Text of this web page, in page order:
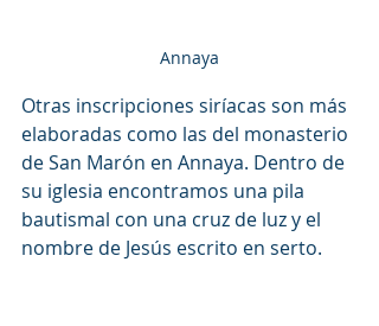
Annaya
Otras inscripciones siríacas son más
elaboradas como las del monasterio
de San Marón en Annaya. Dentro de
su iglesia encontramos una pila
bautismal con una cruz de luz y el
nombre de Jesús escrito en serto.